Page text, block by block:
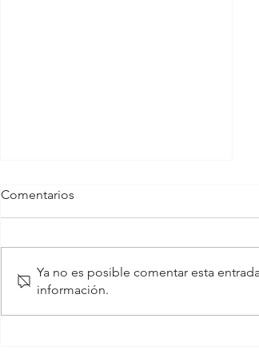
Obesidad en ex deportistas
Comentarios
Ya no es posible comentar esta
información.